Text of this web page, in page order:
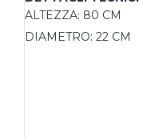
ALTEZZA: 80 CM
DIAMETRO: 22 CM